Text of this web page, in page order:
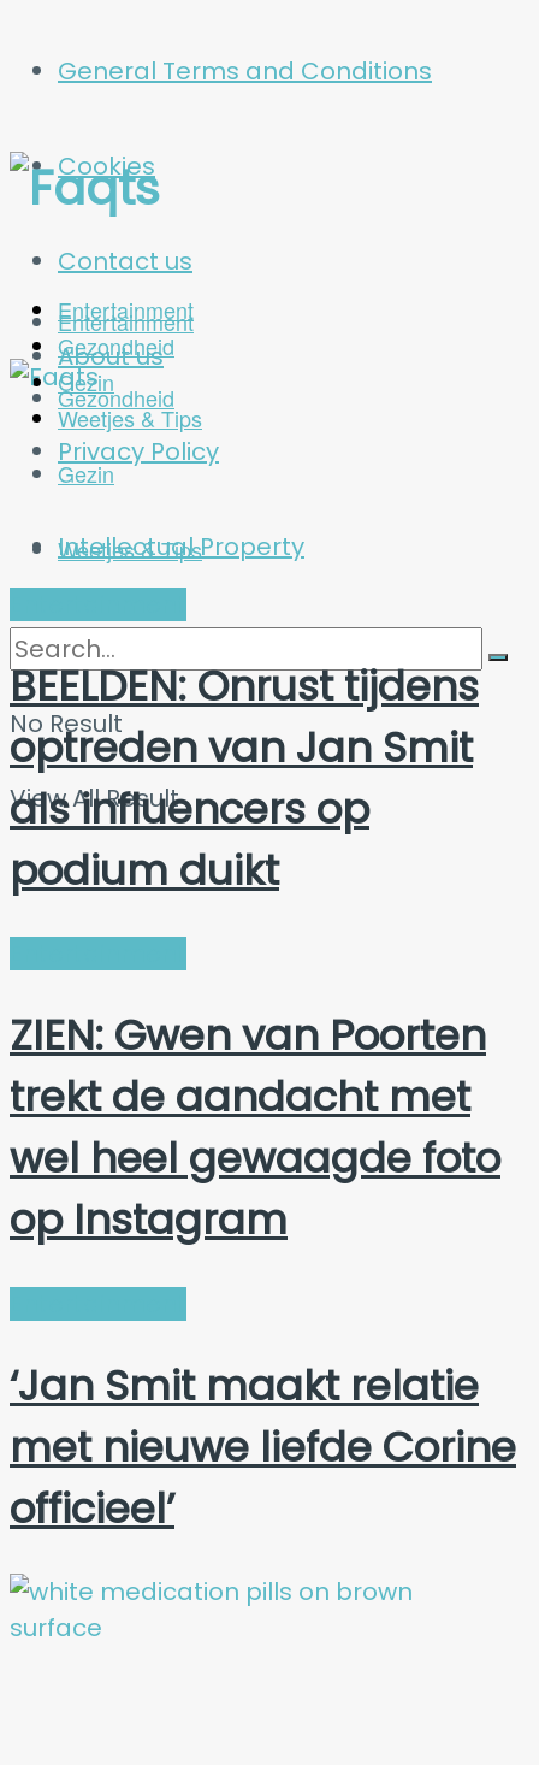
General Terms and Conditions
Cookies
Contact us
About us
Privacy Policy
Intellectual Property
Entertainment
Gezondheid
Gezin
Weetjes & Tips
Entertainment
Gezondheid
Gezin
Weetjes & Tips
No Result
View All Result
BEELDEN: Onrust tijdens
optreden van Jan Smit
als influencers op
podium duikt
ZIEN: Gwen van Poorten
trekt de aandacht met
wel heel gewaagde foto
op Instagram
‘Jan Smit maakt relatie
met nieuwe liefde Corine
officieel’